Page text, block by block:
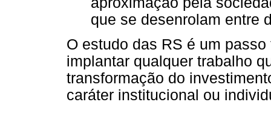
que se desenrolam entre
O estudo das RS é um
implantar qualquer trabalho
transformação do
caráter institucional ou